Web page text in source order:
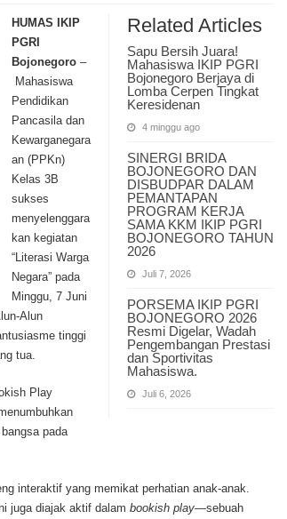
PPKn
Kelas
Sukses
Gelar
Kegiatan
Literasi
Warga
Related Articles
Sapu Bersih Juara!
Mahasiswa IKIP PGRI
Bojonegoro Berjaya di
Lomba Cerpen Tingkat
Keresidenan
4 minggu ago
SINERGI BRIDA
BOJONEGORO DAN
DISBUDPAR DALAM
PEMANTAPAN
PROGRAM KERJA
SAMA KKM IKIP PGRI
BOJONEGORO TAHUN
2026
Juli 7, 2026
PORSEMA IKIP PGRI
BOJONEGORO 2026
Resmi Digelar, Wadah
Pengembangan Prestasi
dan Sportivitas
Mahasiswa.
Juli 6, 2026
HUMAS IKIP
PGRI
Bojonegoro–
Mahasiswa
Pendidikan
Pancasila dan
Kewarganegara
an (PPKn)
Kelas 3B
sukses
menyelenggara
kan kegiatan
“Literasi Warga
Negara” pada
Minggu, 7 Juni
Alun
tinggi
tua.
Play
pada
interaktif yang memikat perhatian anak-anak.
juga diajak aktif dalam bookish play—sebuah